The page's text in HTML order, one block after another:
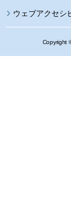
ウェブアクセシ
Copyright